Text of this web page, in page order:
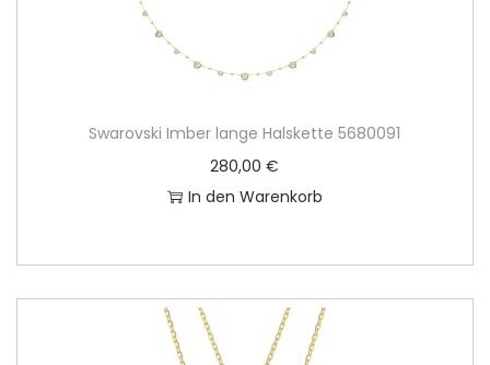
Swarovski Imber lange Halskette 5680091
280,00€
In den Warenkorb